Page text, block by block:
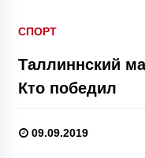
СПОРТ
Таллиннский
Кто победил
09.09.2019